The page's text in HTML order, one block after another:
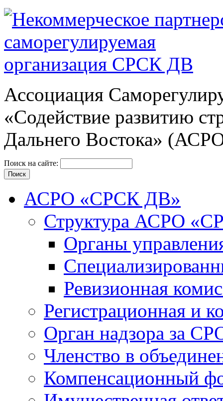
Ассоциация
«Содействие развитию
Дальнего Востока»
Поиск на сайте:
АСРО «СРСК ДВ»
Структура АСРО
Органы
Ревизионная
Регистрационная и
Орган надзора за
Членство в
Компенсационный